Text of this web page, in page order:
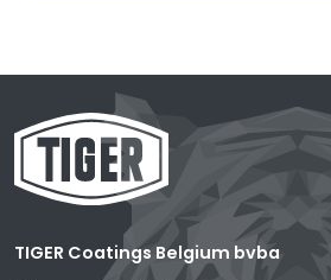
TIGER Coatings Belgium bvba